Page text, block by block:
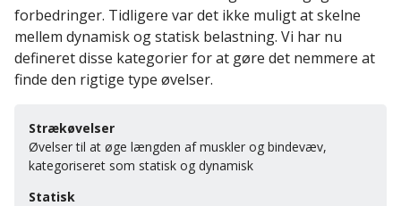
forbedringer. Tidligere var det ikke muligt at skelne
mellem dynamisk og statisk belastning. Vi har nu
defineret disse kategorier for at gøre det nemmere at
finde den rigtige type øvelser.
Strækøvelser
Øvelser til at øge længden af ​​muskler og bindevæv,
kategoriseret som statisk og dynamisk
Statisk